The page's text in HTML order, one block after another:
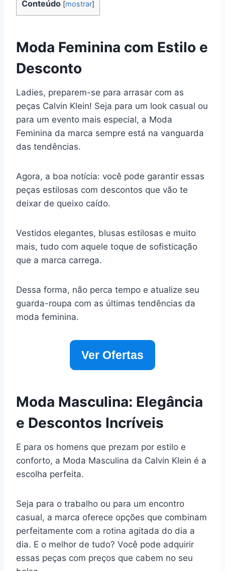
Conteúdo [mostrar]
Moda Feminina com Estilo e
Desconto
Ladies, preparem-se para arrasar com as
peças Calvin Klein! Seja para um look casual ou
para um evento mais especial, a Moda
Feminina da marca sempre está na vanguarda
das tendências.
Agora, a boa notícia: você pode garantir essas
peças estilosas com descontos que vão te
deixar de queixo caído.
Vestidos elegantes, blusas estilosas e muito
mais, tudo com aquele toque de sofisticação
que a marca carrega.
Dessa forma, não perca tempo e atualize seu
guarda-roupa com as últimas tendências da
moda feminina.
Ver Ofertas
Moda Masculina: Elegância
e Descontos Incríveis
E para os homens que prezam por estilo e
conforto, a Moda Masculina da Calvin Klein é a
escolha perfeita.
Seja para o trabalho ou para um encontro
casual, a marca oferece opções que combinam
perfeitamente com a rotina agitada do dia a
dia. E o melhor de tudo? Você pode adquirir
essas peças com preços que cabem no seu